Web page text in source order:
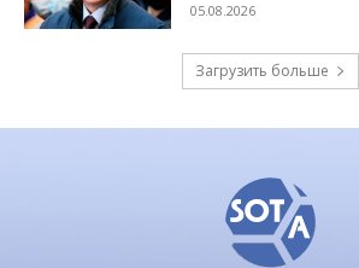
05.08.2026
Загрузить больше